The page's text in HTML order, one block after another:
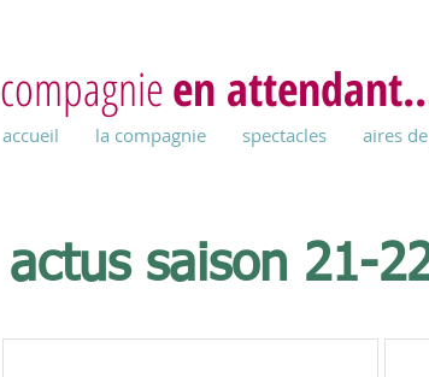
compagnieen
accueil la compagnie spectacles aires
actus saison 21-